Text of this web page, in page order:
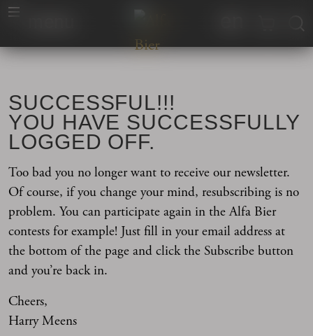
SUCCESSFUL!!!
YOU HAVE SUCCESSFULLY
LOGGED OFF.
Too bad you no longer want to receive our newsletter.
Of course, if you change your mind, resubscribing is no
problem. You can participate again in the Alfa Bier
contests for example! Just fill in your email address at
the bottom of the page and click the Subscribe button
and you’re back in.
Cheers,
Harry Meens